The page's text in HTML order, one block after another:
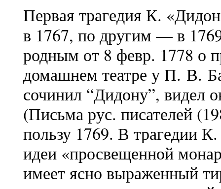
Первая трагедия К.
в 1767, по другим — в
родным от 8 февр. 1778 о
домашнем театре у П. В.
сочинил “Дидону”, видел
(Письма рус. писателей
пользу 1769. В трагедии
идеи «просвещенной
имеет ясно выраженный